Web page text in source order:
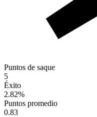
Puntos de saque
5
Éxito
2.82%
Puntos promedio
0.83